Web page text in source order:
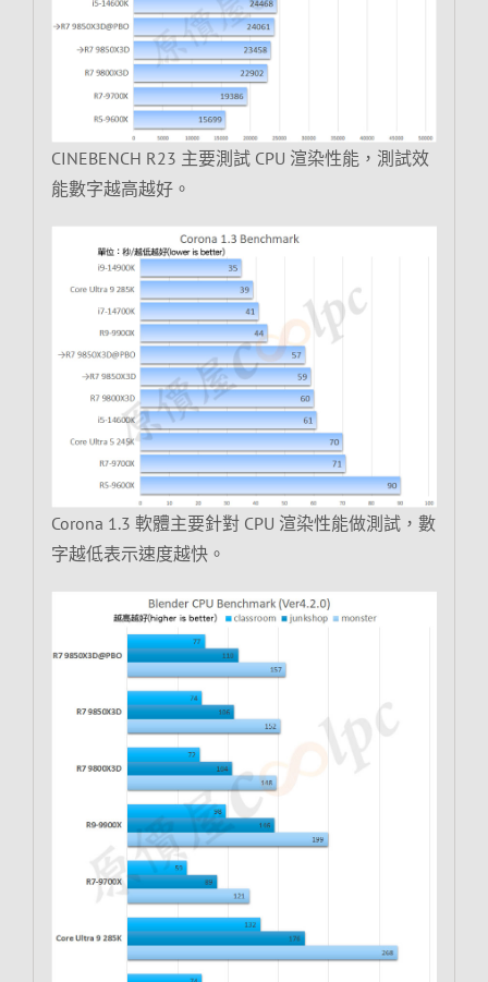
CINEBENCH R23 主要測試 CPU 渲染性能，測試效
能數字越高越好。
Corona 1.3 軟體主要針對 CPU 渲染性能做測試，數
字越低表示速度越快。